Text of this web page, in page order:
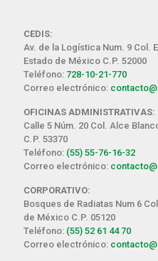
CEDIS:
Av. de la Logística Num. 9 Col.
Estado de México C.P. 52000
Teléfono: 728-10-21-770
Correo electrónico:
OFICINAS ADMINISTRATIVAS:
Calle 5 Núm. 20 Col. Alce
C.P. 53370
Teléfono: (55) 55-76-16-32
Correo electrónico:
CORPORATIVO:
Bosques de Radiatas Num 6
de México C.P. 05120
Teléfono: (55) 52 61 44 70
Correo electrónico: